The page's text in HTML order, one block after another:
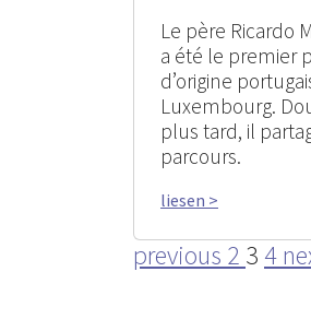
Le père Ricardo
a été le premier
d’origine
Luxembourg.
plus tard, il
parcours.
liesen >
previous 2 3 4